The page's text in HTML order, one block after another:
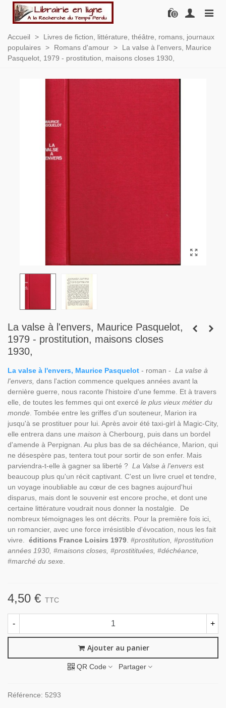
0
Accueil >
Livres de fiction, littérature, théâtre, romans, journaux
populaires > Romans d'amour >
La valse à l'envers, Maurice
Pasquelot, 1979 - prostitution, maisons closes 1930,
La valse à l'envers, Maurice Pasquelot,
1979 - prostitution, maisons closes
1930,
La valse à l'envers, Maurice Pasquelot - roman - La valse à
l'envers, dans l'action commence quelques années avant la
dernière guerre, nous raconte l'histoire d'une femme. Et à travers
elle, de toutes les femmes qui ont exercé le plus vieux métier du
monde . Tombée entre les griffes d'un souteneur, Marion ira
jusqu'à se prostituer pour lui. Après avoir été taxi-girl à Magic-City,
elle entrera dans une maison à Cherbourg, puis dans un bordel
d'amende à Perpignan. Au plus bas de sa déchéance, Marion, qui
ne désespère pas, tentera tout pour sortir de son enfer. Mais
parviendra-t-elle à gagner sa liberté ? La Valse à l'envers est
beaucoup plus qu'un récit captivant. C'est un livre cruel et tendre,
un voyage inoubliable au cœur de ces bagnes aujourd'hui
disparus, mais dont le souvenir est encore proche, et dont une
certaine littérature voudrait nous donner la nostalgie. De
nombreux témoignages les ont décrits. Pour la première fois ici,
un romancier, avec une force irrésistible d'évocation, nous les fait
vivre. éditions France Loisirs 1979 #prostitution, #prostitution
années 1930, #maisons closes, #prostitituées, #déchéance,
#marché du sexe.
4,50 € TTC
- +
Ajouter au panier
QR Code Partager
Référence: 5293